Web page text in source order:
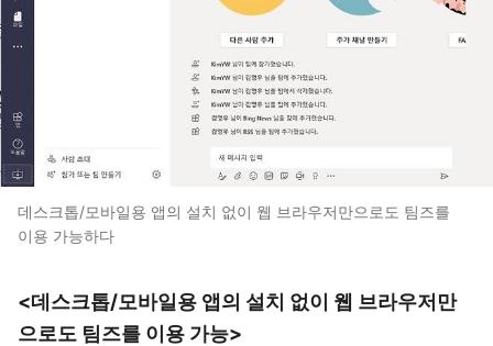
데스크톱/모바일용 앱의 설치 없이 웹 브라우저만으로도 팀즈를
이용 가능하다
<데스크톱/모바일용 앱의 설치 없이 웹 브라우저만
으로도 팀즈를 이용 가능>